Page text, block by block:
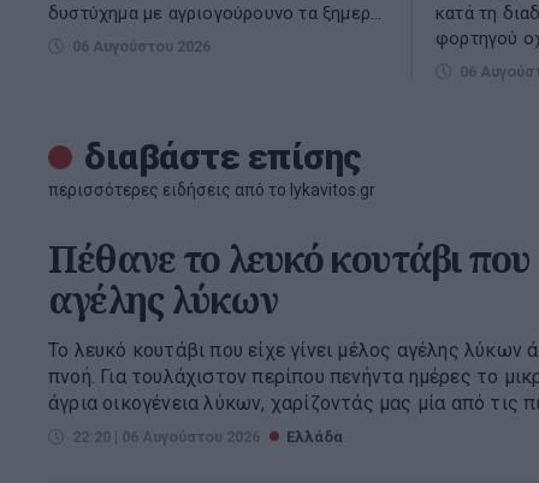
δυστύχημα με αγριογούρουνο τα ξημερ...
06 Αυγούστου 2026
κατά τη
φορτηγού
06
διαβάστε επίσης
περισσότερες ειδήσεις από το lykavitos.gr
Πέθανε το λευκό κουτάβι που
αγέλης λύκων
Το λευκό κουτάβι που είχε γίνει μέλος αγέλης λύκων
πνοή. Για τουλάχιστον περίπου πενήντα ημέρες το
άγρια οικογένεια λύκων, χαρίζοντάς μας μία από τις
22:20 | 06 Αυγούστου 2026 Ελλάδα